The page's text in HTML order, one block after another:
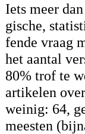
Iets meer
gische,
fende vraag
het aantal
80% trof te
artikelen
weinig: 64,
meesten